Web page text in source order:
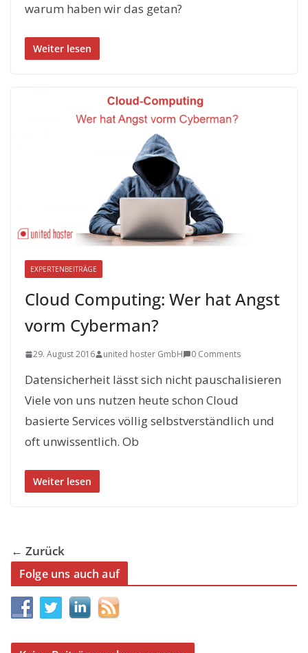
warum haben wir das getan?
Weiter lesen
EXPERTENBEITRÄGE
Cloud Computing: Wer hat Angst
vorm Cyberman?
29. August 2016 united hoster GmbH 0 Comments
Datensicherheit lässt sich nicht pauschalisieren
Viele von uns nutzen heute schon Cloud
basierte Services völlig selbstverständlich und
oft unwissentlich. Ob
Weiter lesen
← Zurück
Folge uns auch auf